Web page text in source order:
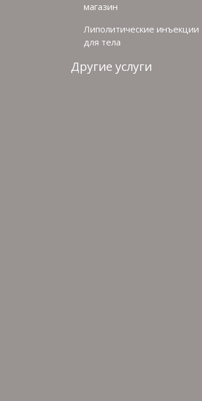
магазин
Липолитические инъекции
для тела
Другие услуги